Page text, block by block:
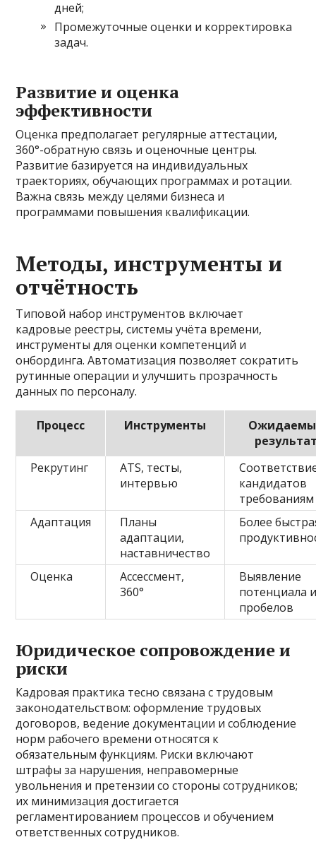
дней;
Промежуточные оценки и корректировка
задач.
Развитие и оценка
эффективности
Оценка предполагает регулярные аттестации,
360°-обратную связь и оценочные центры.
Развитие базируется на индивидуальных
траекториях, обучающих программах и ротации.
Важна связь между целями бизнеса и
программами повышения квалификации.
Методы, инструменты и
отчётность
Типовой набор инструментов включает
кадровые реестры, системы учёта времени,
инструменты для оценки компетенций и
онбординга. Автоматизация позволяет сократить
рутинные операции и улучшить прозрачность
данных по персоналу.
Процесс Инструменты
Рекрутинг
ATS, тесты,
интервью
кандидатов
требованиям
Адаптация
Планы
адаптации,
наставничество
Более
Оценка
Ассессмент,
360°
Выявление
потенциала
пробелов
Юридическое сопровождение и
риски
Кадровая практика тесно связана с трудовым
законодательством: оформление трудовых
договоров, ведение документации и соблюдение
норм рабочего времени относятся к
обязательным функциям. Риски включают
штрафы за нарушения, неправомерные
увольнения и претензии со стороны сотрудников;
их минимизация достигается
регламентированием процессов и обучением
ответственных сотрудников.